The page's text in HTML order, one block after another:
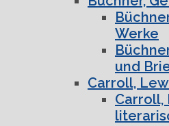
Werke
und
Carroll,
Carroll,